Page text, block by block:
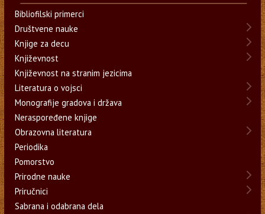
Bibliofilski primerci
Društvene nauke
Knjige za decu
Književnost
Književnost na stranim jezicima
Literatura o vojsci
Monografije gradova i država
Neraspoređene knjige
Obrazovna literatura
Periodika
Pomorstvo
Prirodne nauke
Priručnici
Sabrana i odabrana dela